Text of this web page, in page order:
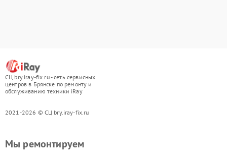
СЦ bry.iray-fix.ru - сеть сервисных
центров в Брянске по ремонту и
обслуживанию техники iRay
2021-2026 © СЦ bry.iray-fix.ru
Мы ремонтируем